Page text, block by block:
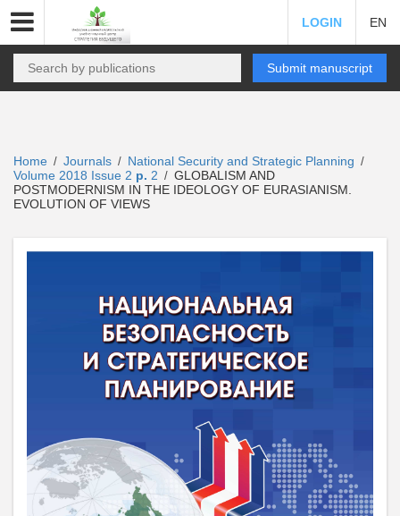
LOGIN EN
Submit manuscript
Home / Journals / National Security and Strategic Planning /
Volume 2018 Issue 2 p. 2 / GLOBALISM AND
POSTMODERNISM IN THE IDEOLOGY OF EURASIANISM.
EVOLUTION OF VIEWS